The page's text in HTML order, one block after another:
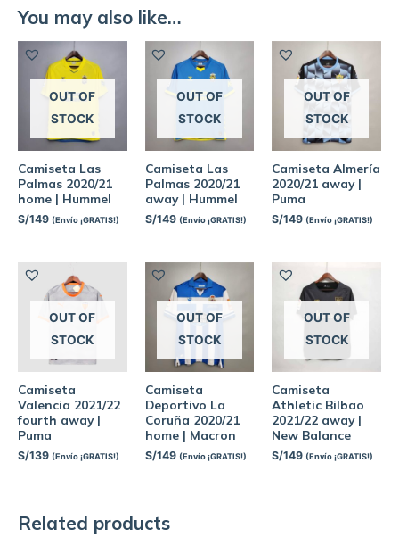
You may also like…
OUT OF
STOCK
Camiseta Las
Palmas 2020/21
home | Hummel
S/149 (Envío ¡GRATIS!)
OUT OF
STOCK
Camiseta Las
Palmas 2020/21
away | Hummel
S/149 (Envío ¡GRATIS!)
OUT OF
STOCK
Camiseta Almería
2020/21 away |
Puma
S/149 (Envío ¡GRATIS!)
OUT OF
STOCK
Camiseta
Valencia 2021/22
fourth away |
Puma
S/139 (Envío ¡GRATIS!)
OUT OF
STOCK
Camiseta
Deportivo La
Coruña 2020/21
home | Macron
S/149 (Envío ¡GRATIS!)
OUT OF
STOCK
Camiseta
Athletic Bilbao
2021/22 away |
New Balance
S/149 (Envío ¡GRATIS!)
Related products